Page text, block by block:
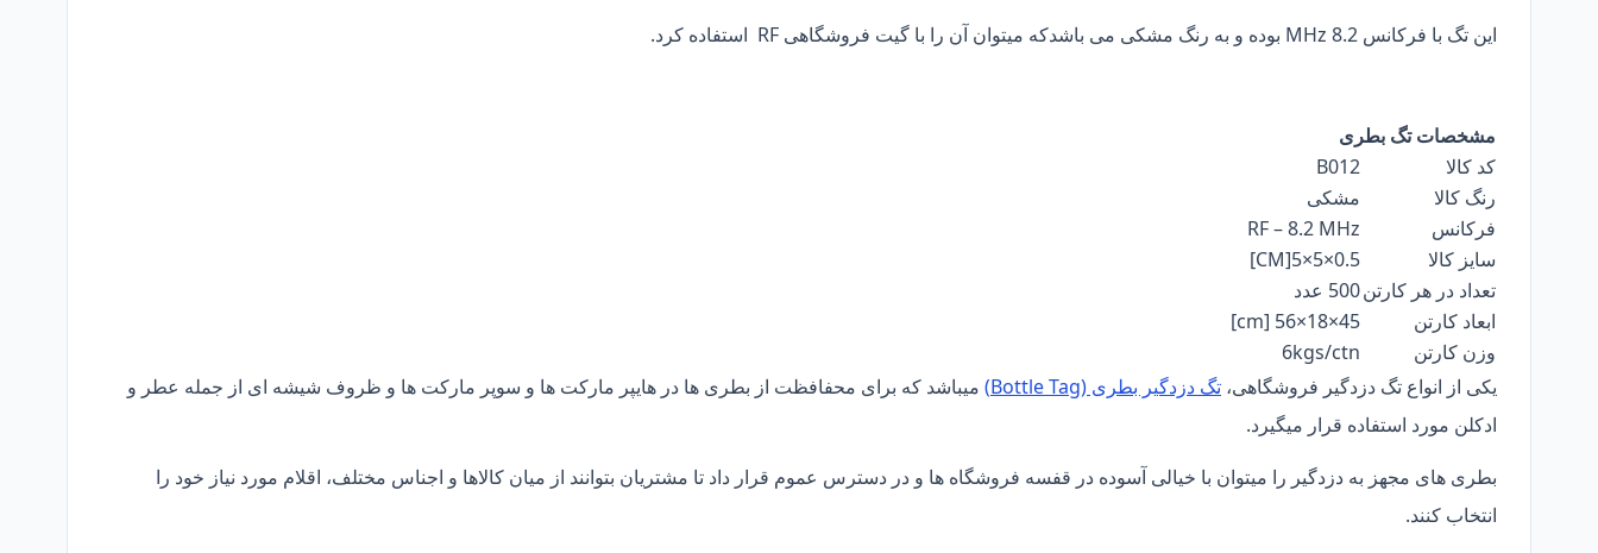
این تگ با فرکانس MHz 8.2 بوده و به رنگ مشکی می باشدکه میتوان آن را با گیت فروشگاهی RF استفاده کرد.
مشخصات تگ بطری
کد کالا
B012
رنگ کالا
مشکی
فرکانس
RF – 8.2 MHz
سایز کالا
0.5×5×5[CM]
تعداد در هر کارتن500 عدد
ابعاد کارتن
45×18×56 [cm]
وزن کارتن
6kgs/ctn
یکی از انواع تگ دزدگیر فروشگاهی، تگ دزدگیر بطری (Bottle Tag)
میباشد که برای محفافظت از بطری ها در هایپر مارکت ها و سوپر مارکت ها و ظروف شیشه ای از جمله عطر و
ادکلن مورد استفاده قرار میگیرد.
بطری های مجهز به دزدگیر را میتوان با خیالی آسوده در قفسه فروشگاه ها و در دسترس عموم قرار داد تا مشتریان بتوانند از میان کالاها و اجناس مختلف، اقلام مورد نیاز خود را
انتخاب کنند.